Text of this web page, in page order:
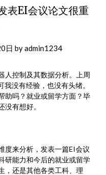
表EI会议论文很重
日 byadmin1234
人控制及其数据分析。上周
没有经验，也没有头绪。
助吗？就业或留学方面？毕
有想好。
度来分析，发表一篇EI会议
研能力和今后的就业或留学
，还是其他各类工科、理